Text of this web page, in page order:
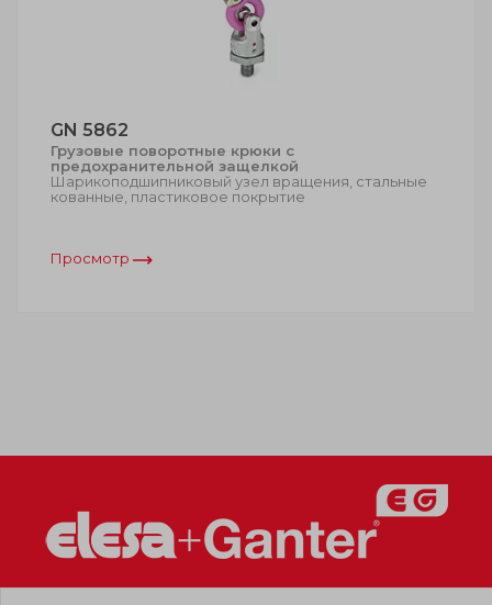
GN 5862
Грузовые поворотные крюки с
предохранительной защелкой
Шарикоподшипниковый узел вращения, стальные
кованные, пластиковое покрытие
Просмотр